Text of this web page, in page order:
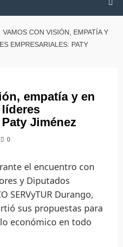
VAMOS CON VISIÓN, EMPATÍA Y
EMPRESARIALES: PATY
empatía y en
Jiménez
0
el encuentro con
y Diputados
SERVyTUR Durango,
sus propuestas para
económico en todo